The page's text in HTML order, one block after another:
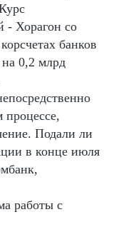
- Хорагон со
банков
0,2 млрд
процессе,
Подали ли
в конце июля
работы с